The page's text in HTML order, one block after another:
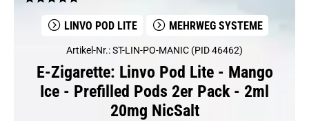
LINVO POD LITE MEHRWEG SYSTEME
Artikel-Nr.: ST-LIN-PO-MANIC (PID 46462)
E-Zigarette: Linvo Pod Lite - Mango
Ice - Prefilled Pods 2er Pack - 2ml
20mg NicSalt